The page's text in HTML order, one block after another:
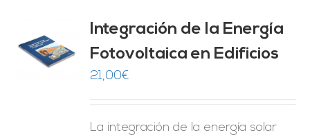
Integración de la Energía
Fotovoltaica en Edificios
21,00€
La integración de la energía solar